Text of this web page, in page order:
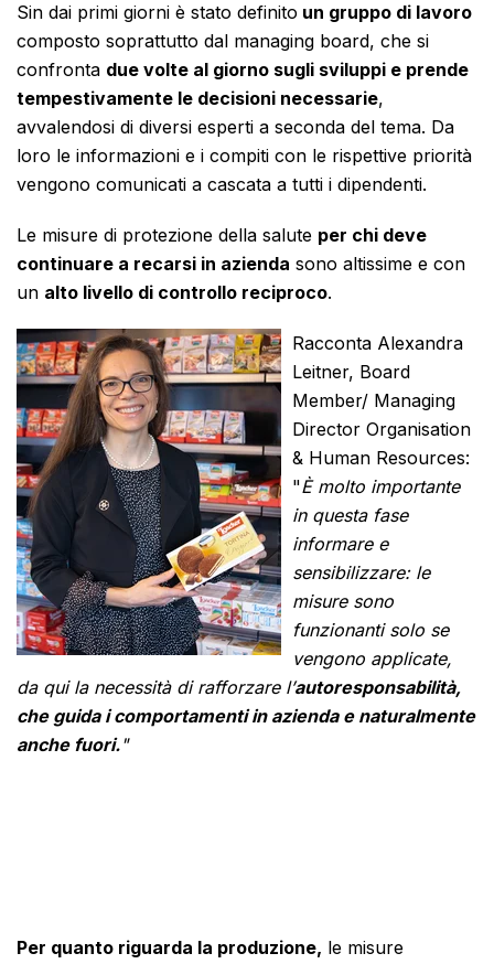
Sin dai primi giorni è stato definito un gruppo di lavoro
composto soprattutto dal managing board, che si
confronta due volte al giorno sugli sviluppi e prende
tempestivamente le decisioni necessarie,
avvalendosi di diversi esperti a seconda del tema. Da
loro le informazioni e i compiti con le rispettive priorità
vengono comunicati a cascata a tutti i dipendenti.
Le misure di protezione della salute per chi deve
continuare a recarsi in azienda sono altissime e con
un alto livello di controllo reciproco.
Racconta Alexandra
Leitner, Board
Member/ Managing
Director Organisation
& Human Resources:
"È molto importante
in questa fase
informare e
sensibilizzare: le
misure sono
funzionanti solo se
vengono applicate,
da qui la necessità di rafforzare l’autoresponsabilità,
che guida i comportamenti in azienda e naturalmente
anche fuori."
Per quanto riguarda la produzione, le misure